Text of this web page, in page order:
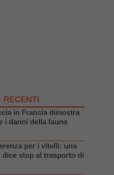
RECENTI
in Francia dimostra
i danni della fauna
per i vitelli: una
stop al trasporto di